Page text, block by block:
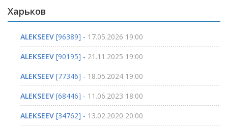
Харьков
ALEKSEEV [96389] - 17.05.2026 19:00
ALEKSEEV [90195] - 21.11.2025 19:00
ALEKSEEV [77346] - 18.05.2024 19:00
ALEKSEEV [68446] - 11.06.2023 18:00
ALEKSEEV [34762] - 13.02.2020 20:00